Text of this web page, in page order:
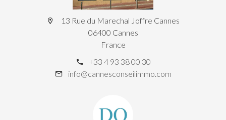
13 Rue du Marechal Joffre Cannes
06400 Cannes
France
+33 4 93 38 00 30
info@cannesconseilimmo.com